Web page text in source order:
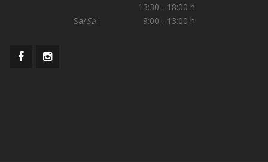
13:30 - 18:00 h
Sa/Sa : 9:00 - 13:00 h